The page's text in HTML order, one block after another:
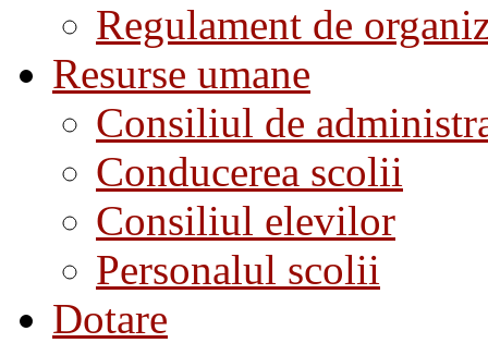
Regulament de
Resurse umane
Consiliul de
Conducerea scolii
Consiliul elevilor
Personalul scolii
Dotare